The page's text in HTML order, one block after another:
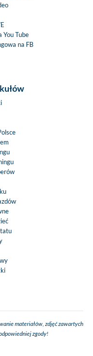
You Tube
na FB
materiałów, zdjęć zawartych
zgody!